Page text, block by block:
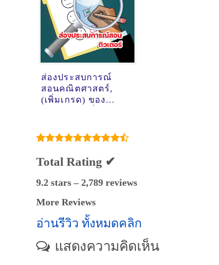
ส่องประสบการณ์
สอนคณิตศาสตร์,
(เพิ่มเกรด) ของ
วิทย์ @ม.พฤกษา 16
ซอยกันตนา บางใหญ่
Total Rating ✔
9.2 stars – 2,789 reviews
More Reviews
อ่านรีวิว ทั้งหมดคลิก
แสดงความคิดเห็น